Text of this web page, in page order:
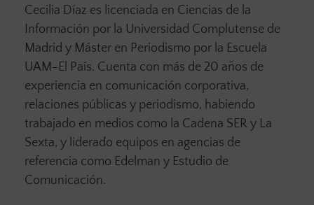
Cecilia Díaz es licenciada en Ciencias de la
Información por la Universidad Complutense de
Madrid y Máster en Periodismo por la Escuela
UAM-El País. Cuenta con más de 20 años de
experiencia en comunicación corporativa,
relaciones públicas y periodismo, habiendo
trabajado en medios como la Cadena SER y La
Sexta, y liderado equipos en agencias de
referencia como Edelman y Estudio de
Comunicación.